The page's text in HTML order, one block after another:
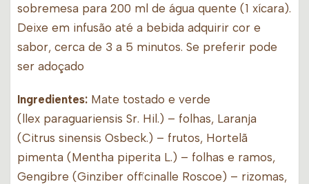
sobremesa para 200 ml de água quente (1 xícara).
Deixe em infusão até a bebida adquirir cor e
sabor, cerca de 3 a 5 minutos. Se preferir pode
ser adoçado
Ingredientes: Mate tostado e verde
(llex paraguariensis Sr. Hil.) – folhas, Laranja
(Citrus sinensis Osbeck.) – frutos, Hortelã
pimenta (Mentha piperita L.) – folhas e ramos,
Gengibre (Ginziber officinalle Roscoe) – rizomas,